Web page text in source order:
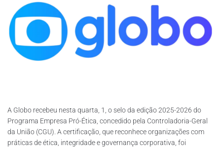
A Globo recebeu nesta quarta, 1, o selo da edição 2025-2026 do
Programa Empresa Pró-Ética, concedido pela Controladoria-Geral
da União (CGU). A certificação, que reconhece organizações com
práticas de ética, integridade e governança corporativa, foi